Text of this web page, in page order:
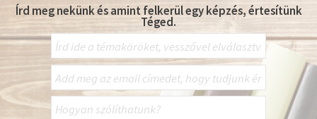
Írd meg nekünk és amint felkerül egy képzés, értesítünk
Téged.